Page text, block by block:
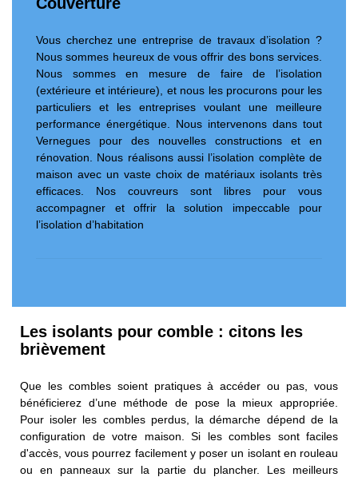
Vous cherchez une entreprise de travaux d’isolation ?
Nous sommes heureux de vous offrir des bons services.
Nous sommes en mesure de faire de l’isolation
(extérieure et intérieure), et nous les procurons pour les
particuliers et les entreprises voulant une meilleure
performance énergétique. Nous intervenons dans tout
Vernegues pour des nouvelles constructions et en
rénovation. Nous réalisons aussi l’isolation complète de
maison avec un vaste choix de matériaux isolants très
efficaces. Nos couvreurs sont libres pour vous
accompagner et offrir la solution impeccable pour
l’isolation d’habitation
Les isolants pour comble : citons les
brièvement
Que les combles soient pratiques à accéder ou pas, vous
bénéficierez d’une méthode de pose la mieux appropriée.
Pour isoler les combles perdus, la démarche dépend de la
configuration de votre maison. Si les combles sont faciles
d'accès, vous pourrez facilement y poser un isolant en rouleau
ou en panneaux sur la partie du plancher. Les meilleurs